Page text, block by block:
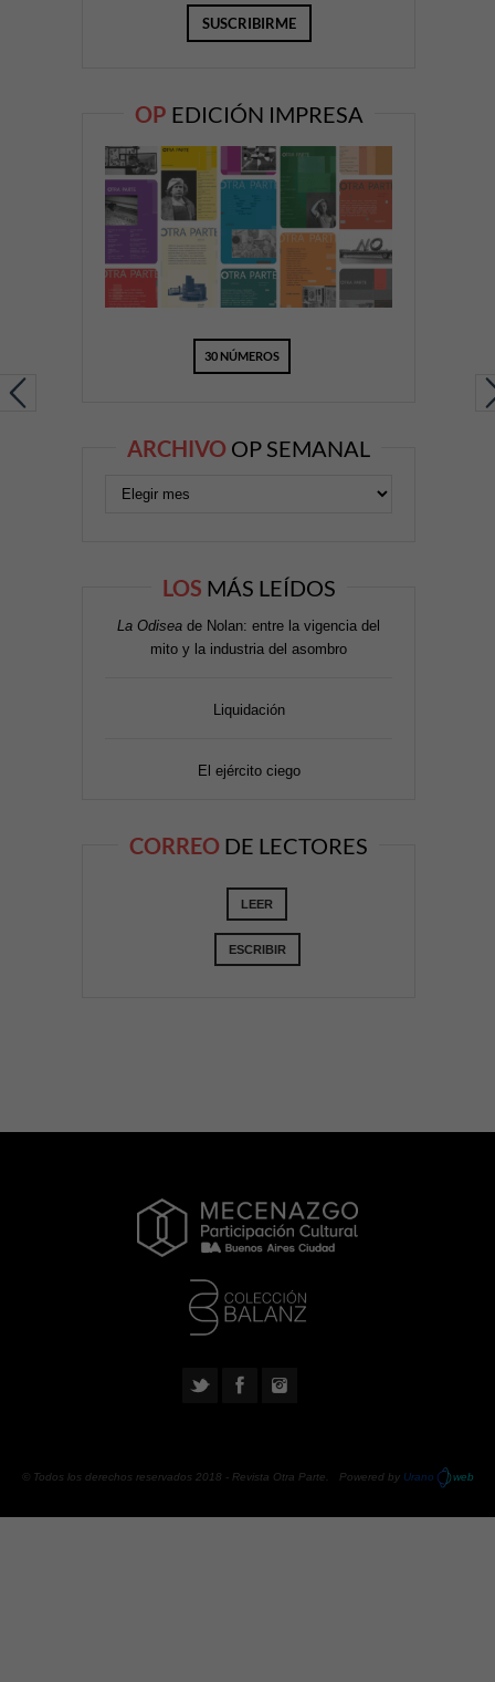
OP EDICIÓN IMPRESA
30 NÚMEROS
ARCHIVO OP SEMANAL
LOS MÁS LEÍDOS
La Odisea de Nolan: entre la vigencia del
mito y la industria del asombro
Liquidación
El ejército ciego
CORREO DE LECTORES
LEER
ESCRIBIR
© Todos los derechos reservados 2018 - Revista Otra Parte . Powered by Urano web